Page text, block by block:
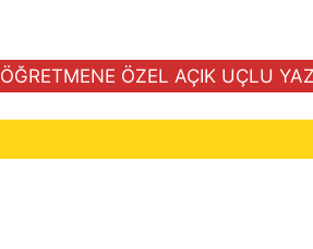
ÖĞRETMENE ÖZEL AÇIK UÇLU